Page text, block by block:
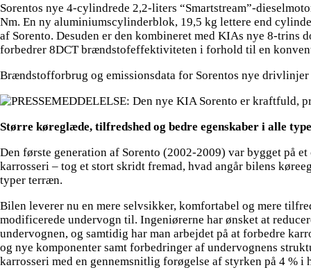
Sorentos nye 4-cylindrede 2,2-liters “Smartstream”-
Nm. En ny aluminiumscylinderblok, 19,5 kg lettere end
af Sorento. Desuden er den kombineret med KIAs nye 8-trins
forbedrer 8DCT brændstofeffektiviteten i forhold til en
Brændstofforbrug og emissionsdata for Sorentos nye
Større køreglæde, tilfredshed og bedre egenskaber i alle
Den første generation af Sorento (2002-2009) var bygget på
karrosseri – tog et stort skridt fremad, hvad angår bilens
typer terræn.
Bilen leverer nu en mere selvsikker, komfortabel og mere
modificerede undervogn til. Ingeniørerne har ønsket at
undervognen, og samtidig har man arbejdet på at forbedre
og nye komponenter samt forbedringer af undervognens
karrosseri med en gennemsnitlig forøgelse af styrken på 4 %